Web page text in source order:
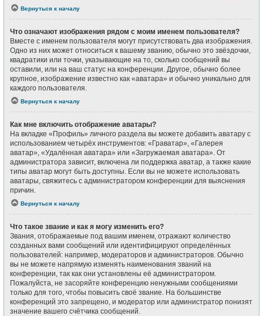
Вернуться к началу
Что означают изображения рядом с моим именем пользователя?
Вместе с именем пользователя могут присутствовать два изображения.
Одно из них может относиться к вашему званию, обычно это звёздочки,
квадратики или точки, указывающие на то, сколько сообщений вы
оставили, или на ваш статус на конференции. Другое, обычно более
крупное, изображение известно как «аватара» и обычно уникально для
каждого пользователя.
Вернуться к началу
Как мне включить отображение аватары?
На вкладке «Профиль» личного раздела вы можете добавить аватару с
использованием четырёх инструментов: «Граватар», «Галерея
аватар», «Удалённая аватара» или «Загружаемая аватара». От
администратора зависит, включена ли поддержка аватар, а также какие
типы аватар могут быть доступны. Если вы не можете использовать
аватары, свяжитесь с администратором конференции для выяснения
причин.
Вернуться к началу
Что такое звание и как я могу изменить его?
Звания, отображаемые под вашим именем, отражают количество
созданных вами сообщений или идентифицируют определённых
пользователей: например, модераторов и администраторов. Обычно
вы не можете напрямую изменять наименования званий на
конференции, так как они установлены её администратором.
Пожалуйста, не засоряйте конференцию ненужными сообщениями
только для того, чтобы повысить своё звание. На большинстве
конференций это запрещено, и модератор или администратор понизят
значение вашего счётчика сообщений.